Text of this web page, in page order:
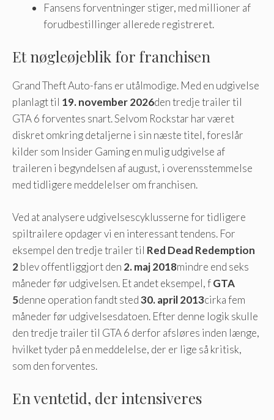
Fansens forventninger stiger, med millioner af
forudbestillinger allerede registreret.
Et nøgleøjeblik for franchisen
Grand Theft Auto-fans er utålmodige. Med en udgivelse
planlagt til 19. november 2026den tredje trailer til
GTA 6 forventes snart. Selvom Rockstar har været
diskret omkring detaljerne i sin næste titel, foreslår
kilder som Insider Gaming en mulig udgivelse af
traileren i begyndelsen af ​​august, i overensstemmelse
med tidligere meddelelser om franchisen.
Ved at analysere udgivelsescyklusserne for tidligere
spiltrailere opdager vi en interessant tendens. For
eksempel den tredje trailer til Red Dead Redemption
2blev offentliggjort den 2. maj 2018mindre end seks
måneder før udgivelsen. Et andet eksempel, fGTA
5denne operation fandt sted30. april 2013cirka fem
måneder før udgivelsesdatoen. Efter denne logik skulle
den tredje trailer til GTA 6 derfor afsløres inden længe, ​​
hvilket tyder på en meddelelse, der er lige så kritisk,
som den forventes.
En ventetid, der intensiveres